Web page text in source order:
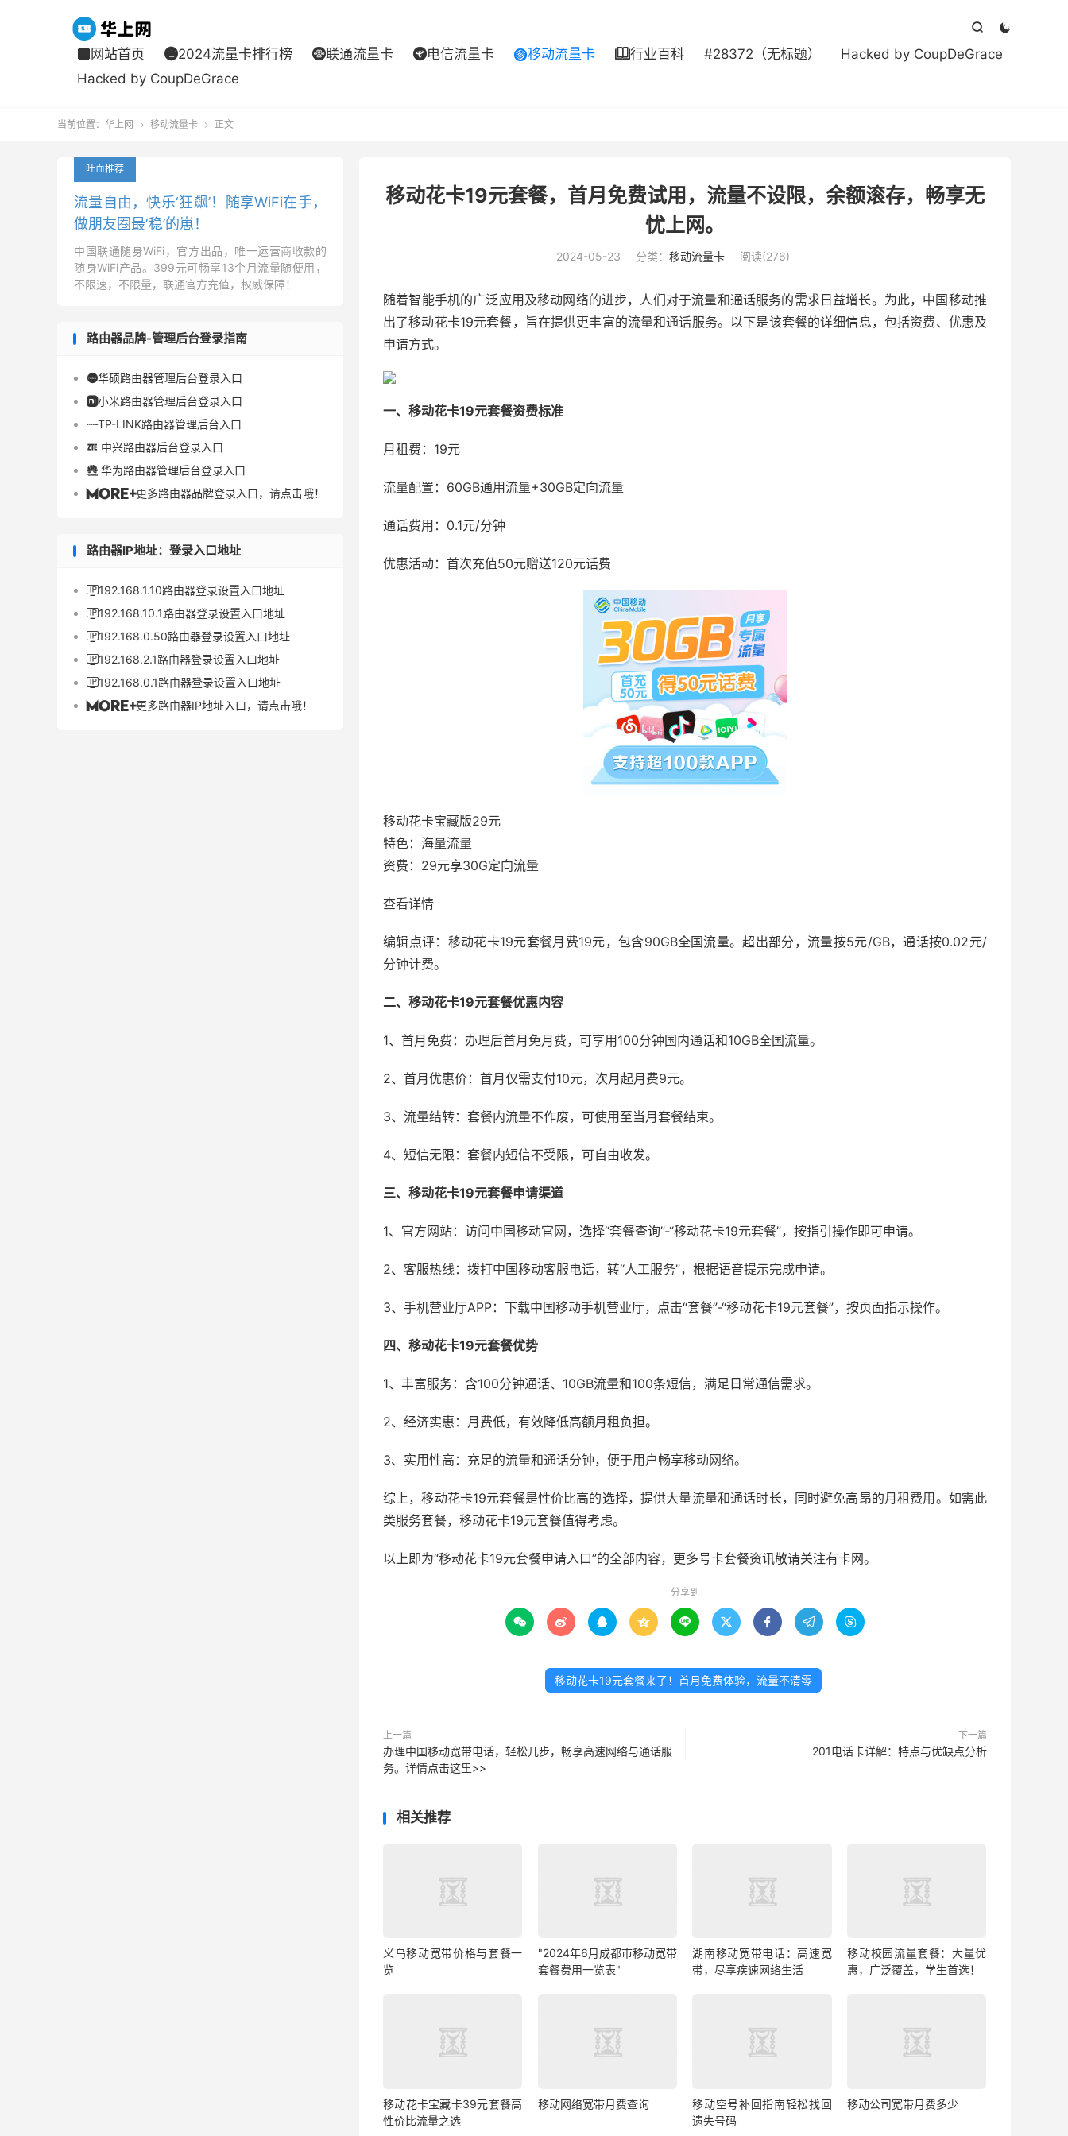


 网站首页 2024流量卡排行榜 联通流量卡 电信流量卡 移动流量卡 行业百科 #28372（无标题）
Hacked by CoupDeGrace
Hacked by CoupDeGrace
当前位置： 华上网  移动流量卡  正文
移动花卡19元套餐，首月免费试用，流量不设限，余额滚存，畅享无
忧上网。
2024-05-23 分类： 移动流量卡 阅读(276)
随着智能手机的广泛应用及移动网络的进步，人们对于流量和通话服务的需求日益增长。为此，中国移动推
出了移动花卡19元套餐，旨在提供更丰富的流量和通话服务。以下是该套餐的详细信息，包括资费、优惠及
申请方式。
一、移动花卡19元套餐资费标准
月租费：19元
流量配置：60GB通用流量+30GB定向流量
通话费用：0.1元/分钟
优惠活动：首次充值50元赠送120元话费
移动花卡宝藏版29元
特色：海量流量
资费：29元享30G定向流量
查看详情
编辑点评：移动花卡19元套餐月费19元，包含90GB全国流量。超出部分，流量按5元/GB，通话按0.02元/
分钟计费。
二、移动花卡19元套餐优惠内容
1、首月免费：办理后首月免月费，可享用100分钟国内通话和10GB全国流量。
2、首月优惠价：首月仅需支付10元，次月起月费9元。
3、流量结转：套餐内流量不作废，可使用至当月套餐结束。
4、短信无限：套餐内短信不受限，可自由收发。
三、移动花卡19元套餐申请渠道
1、官方网站：访问中国移动官网，选择“套餐查询”-“移动花卡19元套餐”，按指引操作即可申请。
2、客服热线：拨打中国移动客服电话，转“人工服务”，根据语音提示完成申请。
3、手机营业厅APP：下载中国移动手机营业厅，点击“套餐”-“移动花卡19元套餐”，按页面指示操作。
四、移动花卡19元套餐优势
1、丰富服务：含100分钟通话、10GB流量和100条短信，满足日常通信需求。
2、经济实惠：月费低，有效降低高额月租负担。
3、实用性高：充足的流量和通话分钟，便于用户畅享移动网络。
综上，移动花卡19元套餐是性价比高的选择，提供大量流量和通话时长，同时避免高昂的月租费用。如需此
类服务套餐，移动花卡19元套餐值得考虑。
以上即为“移动花卡19元套餐申请入口”的全部内容，更多号卡套餐资讯敬请关注有卡网。
分享到
        
移动花卡19元套餐来了！首月免费体验，流量不清零
上一篇
办理中国移动宽带电话，轻松几步，畅享高速网络与通话服
务。详情点击这里>>
下一篇
201电话卡详解：特点与优缺点分析
相关推荐
义乌移动宽带价格与套餐一
览
"2024年6月成都市移动宽带
套餐费用一览表"
湖南移动宽带电话：高速宽
带，尽享疾速网络生活
移动校园流量套餐：大量优
惠，广泛覆盖，学生首选！
移动花卡宝藏卡39元套餐高
性价比流量之选
移动网络宽带月费查询
移动空号补回指南轻松找回
遗失号码
移动公司宽带月费多少
吐血推荐
流量自由，快乐‘狂飙’！随享WiFi在手，
做朋友圈最‘稳’的崽！
中国联通随身WiFi，官方出品，唯一运营商收款的
随身WiFi产品。399元可畅享13个月流量随便用，
不限速，不限量，联通官方充值，权威保障！
路由器品牌-管理后台登录指南
华硕路由器管理后台登录入口
小米路由器管理后台登录入口
TP-LINK路由器管理后台入口
 中兴路由器后台登录入口
 华为路由器管理后台登录入口
更多路由器品牌登录入口，请点击哦！
路由器IP地址：登录入口地址
192.168.1.10路由器登录设置入口地址
192.168.10.1路由器登录设置入口地址
192.168.0.50路由器登录设置入口地址
192.168.2.1路由器登录设置入口地址
192.168.0.1路由器登录设置入口地址
更多路由器IP地址入口，请点击哦！